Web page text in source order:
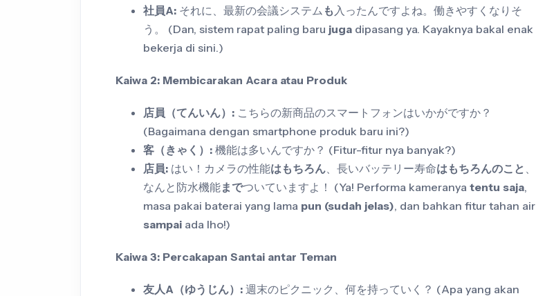
社員A: それに、最新の会議システム も 入ったんですよね。働きやすくなりそ
う。 (Dan, sistem rapat paling baru juga dipasang ya. Kayaknya bakal enak
bekerja di sini.)
Kaiwa 2: Membicarakan Acara atau Produk
店員（てんいん）: こちらの新商品のスマートフォンはいかがですか？
(Bagaimana dengan smartphone produk baru ini?)
客（きゃく）: 機能は多いんですか？ (Fitur-fitur nya banyak?)
店員: はい！カメラの性能はもちろん、長いバッテリー寿命はもちろんのこと 、
なんと防水機能までついていますよ！ (Ya! Performa kameranya tentu saja,
masa pakai baterai yang lama pun (sudah jelas), dan bahkan fitur tahan air
sampai ada lho!)
Kaiwa 3: Percakapan Santai antar Teman
友人A（ゆうじん）: 週末のピクニック、何を持っていく？ (Apa yang akan